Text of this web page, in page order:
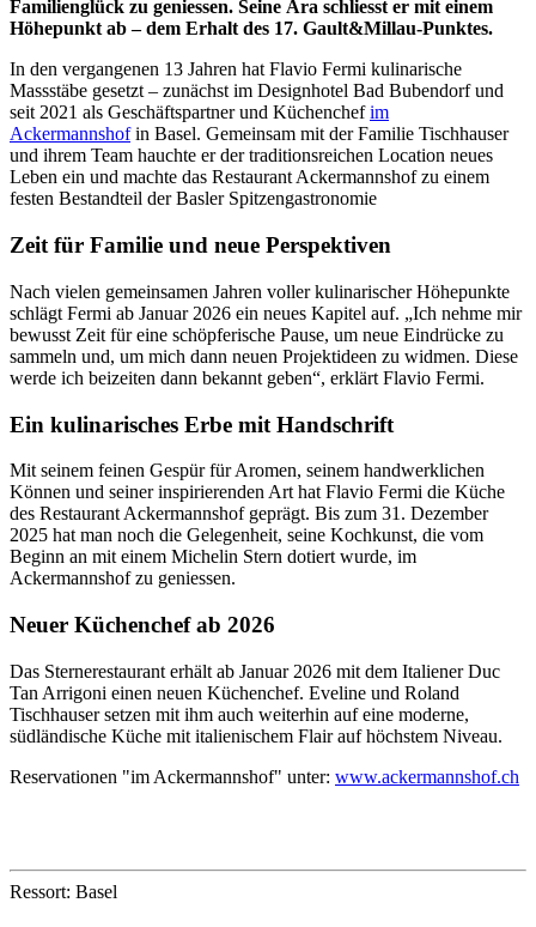
Familienglück zu geniessen. Seine Ära schliesst er mit einem
Höhepunkt ab – dem Erhalt des 17. Gault&Millau-Punktes.
In den vergangenen 13 Jahren hat Flavio Fermi kulinarische
Massstäbe gesetzt – zunächst im Designhotel Bad Bubendorf und
seit 2021 als Geschäftspartner und Küchenchefim
Ackermannshofin Basel. Gemeinsam mit der Familie Tischhauser
und ihrem Team hauchte er der traditionsreichen Location neues
Leben ein und machte das Restaurant Ackermannshof zu einem
festen Bestandteil der Basler Spitzengastronomie
Zeit für Familie und neue Perspektiven
Nach vielen gemeinsamen Jahren voller kulinarischer Höhepunkte
schlägt Fermi ab Januar 2026 ein neues Kapitel auf. „Ich nehme mir
bewusst Zeit für eine schöpferische Pause, um neue Eindrücke zu
sammeln und, um mich dann neuen Projektideen zu widmen. Diese
werde ich beizeiten dann bekannt geben“, erklärt Flavio Fermi.
Ein kulinarisches Erbe mit Handschrift
Mit seinem feinen Gespür für Aromen, seinem handwerklichen
Können und seiner inspirierenden Art hat Flavio Fermi die Küche
des Restaurant Ackermannshof geprägt. Bis zum 31. Dezember
2025 hat man noch die Gelegenheit, seine Kochkunst, die vom
Beginn an mit einem Michelin Stern dotiert wurde, im
Ackermannshof zu geniessen.
Neuer Küchenchef ab 2026
Das Sternerestaurant erhält ab Januar 2026 mit dem Italiener Duc
Tan Arrigoni einen neuen Küchenchef. Eveline und Roland
Tischhauser setzen mit ihm auch weiterhin auf eine moderne,
südländische Küche mit italienischem Flair auf höchstem Niveau.
Reservationen "im Ackermannshof" unter: www.ackermannshof.ch
Ressort: Basel